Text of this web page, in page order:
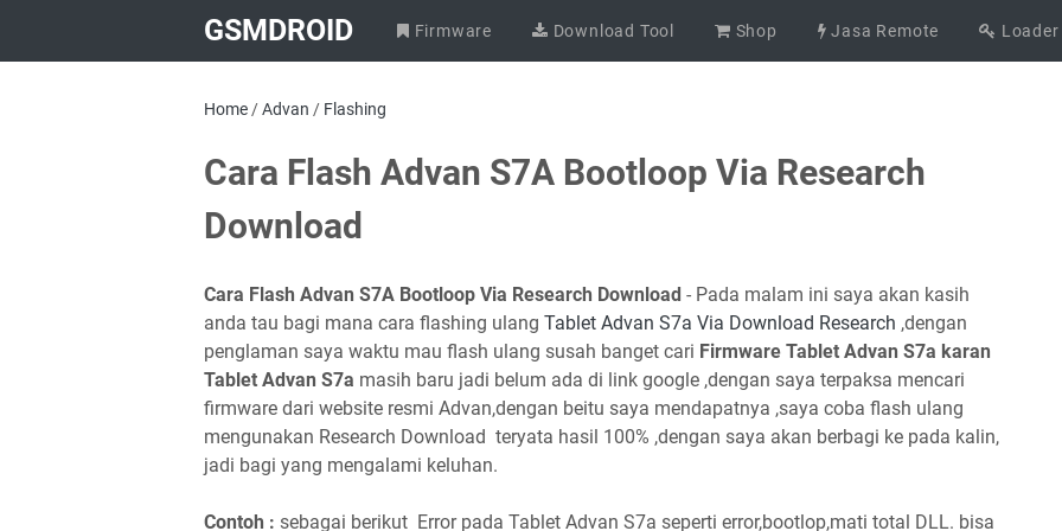
GSMDROID Firmware Download Tool Shop Jasa Remote Loader
Home /Advan / Flashing
Cara Flash Advan S7A Bootloop Via Research
Download
Cara Flash Advan S7A Bootloop Via Research Download - Pada malam ini saya akan kasih
anda tau bagi mana cara flashing ulang Tablet Advan S7a Via Download Research ,dengan
penglaman saya waktu mau flash ulang susah banget cari Firmware Tablet Advan S7a karan
Tablet Advan S7a masih baru jadi belum ada di link google ,dengan saya terpaksa mencari
firmware dari website resmi Advan,dengan beitu saya mendapatnya ,saya coba flash ulang
mengunakan Research Download teryata hasil 100% ,dengan saya akan berbagi ke pada kalin,
jadi bagi yang mengalami keluhan.
Contoh : sebagai berikut Error pada Tablet Advan S7a seperti error,bootlop,mati total DLL. bisa